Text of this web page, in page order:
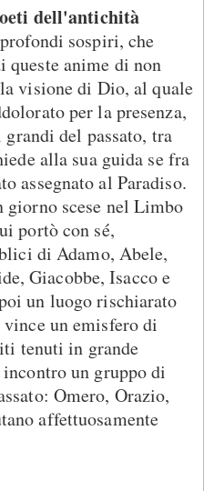
dell'antichità
sospiri, che
queste anime di non
visione di Dio, al quale
per la presenza,
del passato, tra
alla sua guida se fra
assegnato al Paradiso.
scese nel Limbo
portò con sé,
di Adamo, Abele,
Giacobbe, Isacco e
un luogo rischiarato
un emisfero di
tenuti in grande
un gruppo di
Omero, Orazio,
affettuosamente